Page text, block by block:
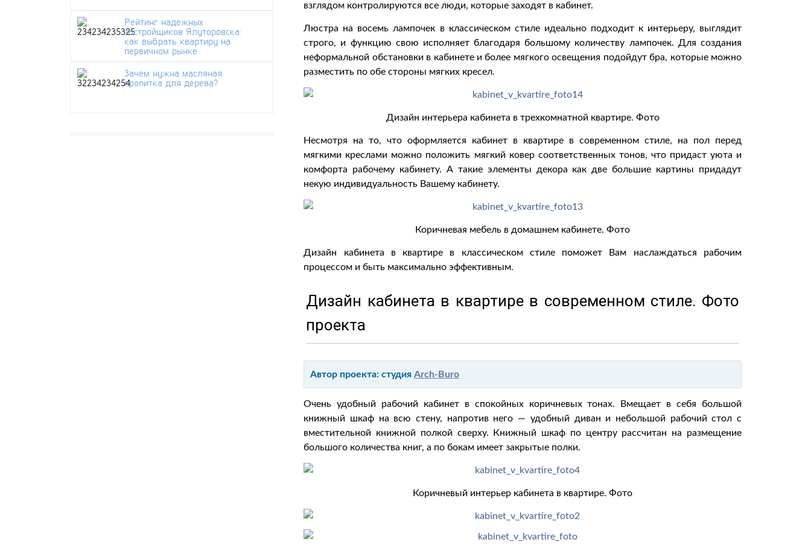
взглядом контролируются все люди, которые заходят в кабинет.
Люстра на восемь лампочек в классическом стиле идеально подходит к интерьеру, выглядит
строго, и функцию свою исполняет благодаря большому количеству лампочек. Для создания
неформальной обстановки в кабинете и более мягкого освещения подойдут бра, которые можно
разместить по обе стороны мягких кресел.
Дизайн интерьера кабинета в трехкомнатной квартире. Фото
Несмотря на то, что оформляется кабинет в квартире в современном стиле, на пол перед
мягкими креслами можно положить мягкий ковер соответственных тонов, что придаст уюта и
комфорта рабочему кабинету. А такие элементы декора как две большие картины придадут
некую индивидуальность Вашему кабинету.
Коричневая мебель в домашнем кабинете. Фото
Дизайн кабинета в квартире в классическом стиле поможет Вам наслаждаться рабочим
процессом и быть максимально эффективным.
Дизайн кабинета в квартире в современном стиле. Фото
проекта
Автор проекта: студияArch-Buro
Очень удобный рабочий кабинет в спокойных коричневых тонах. Вмещает в себя большой
книжный шкаф на всю стену, напротив него — удобный диван и небольшой рабочий стол с
вместительной книжной полкой сверху. Книжный шкаф по центру рассчитан на размещение
большого количества книг, а по бокам имеет закрытые полки.
Коричневый интерьер кабинета в квартире. Фото
Рейтинг надежных
застройщиков Ялуторовска:
как выбрать квартиру на
первичном рынке
Зачем нужна масляная
пропитка для дерева?